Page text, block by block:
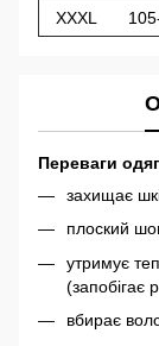
XXXL
Переваги
захищає
плоский
утримує
(запобігає
вбирає